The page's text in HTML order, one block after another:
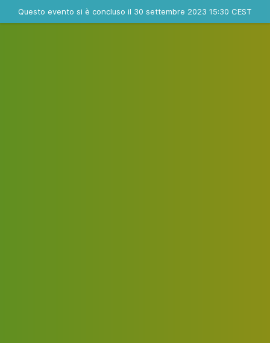
Questo evento si è concluso il 30 settembre 2023 15:30 CEST